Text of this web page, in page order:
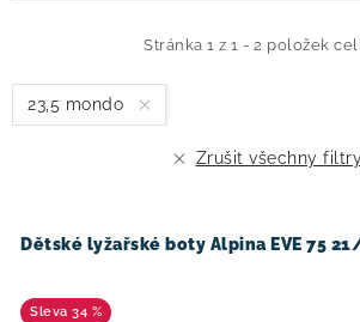
s
p
u
Stránka 1 z 1 - 2 položek
n
í
d
23,5 mondo
Zrušit všechny
Dětské lyžařské boty Alpina EVE 75
34 %